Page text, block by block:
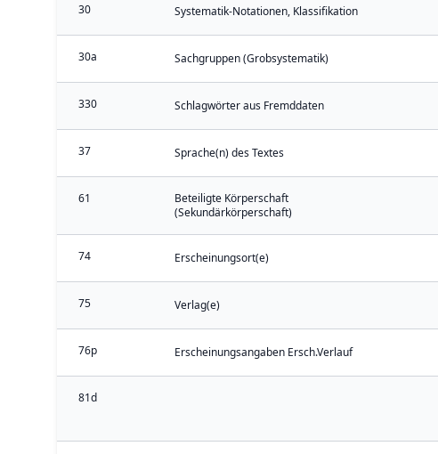
30 Systematik-Notationen, Klassifikation
30a Sachgruppen (Grobsystematik)
330 Schlagwörter aus Fremddaten
37 Sprache(n) des Textes
61
Beteiligte Körperschaft
(Sekundärkörperschaft)
74 Erscheinungsort(e)
75 Verlag(e)
76p Erscheinungsangaben Ersch.Verlauf
81d